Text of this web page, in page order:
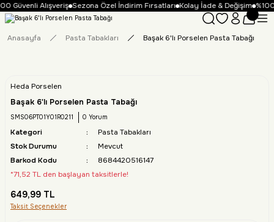
Güvenli Alışveriş Sezona Özel İndirim Fırsatları Kolay İade & Değişim
Anasayfa Pasta Tabakları Başak 6'lı Porselen Pasta Tabağı
Heda Porselen
Başak 6'lı Porselen Pasta Tabağı
SMS06PT01Y01R0211 0 Yorum
Kategori
Pasta Tabakları
Stok Durumu
Mevcut
Barkod Kodu
8684420516147
*71,52 TL den başlayan taksitlerle!
649,99 TL
Taksit Seçenekler